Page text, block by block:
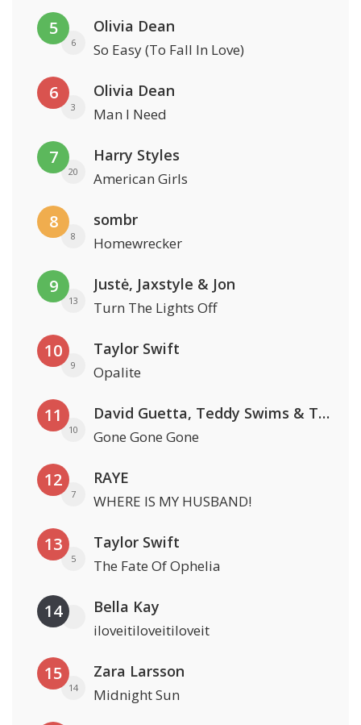
5
6
Olivia Dean
So Easy (To Fall In Love)
6
3
Olivia Dean
Man I Need
7
20
Harry Styles
American Girls
8
8
sombr
Homewrecker
9
13
Justė, Jaxstyle & Jon
Turn The Lights Off
10
9
Taylor Swift
Opalite
11
10
David Guetta, Teddy Swims & Tones And I
Gone Gone Gone
12
7
RAYE
WHERE IS MY HUSBAND!
13
5
Taylor Swift
The Fate Of Ophelia
14 Bella Kay
iloveitiloveitiloveit
15
14
Zara Larsson
Midnight Sun